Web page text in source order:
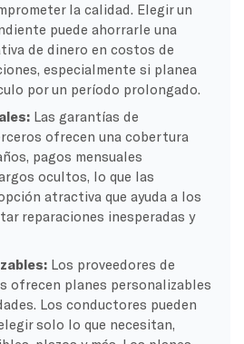
la calidad. Elegir un
puede ahorrarle una
de dinero en costos de
especialmente si planea
por un período prolongado.
Las garantías de
ofrecen una cobertura
pagos mensuales
ocultos, lo que las
atractiva que ayuda a los
reparaciones inesperadas y
Los proveedores de
ofrecen planes personalizables
Los conductores pueden
solo lo que necesitan,